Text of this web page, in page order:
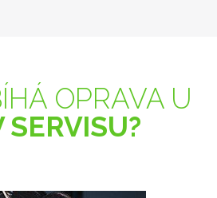
OPRAVA U
SERVISU?